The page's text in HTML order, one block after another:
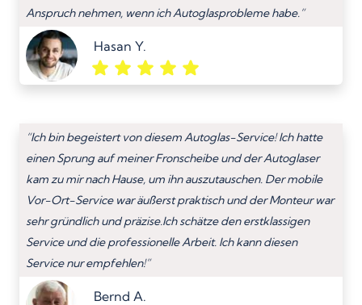
Anspruch nehmen, wenn ich Autoglasprobleme habe.”
Hasan Y.
“Ich bin begeistert von diesem Autoglas-Service! Ich hatte
einen Sprung auf meiner Fronscheibe und der Autoglaser
kam zu mir nach Hause, um ihn auszutauschen. Der mobile
Vor-Ort-Service war äußerst praktisch und der Monteur war
sehr gründlich und präzise.Ich schätze den erstklassigen
Service und die professionelle Arbeit. Ich kann diesen
Service nur empfehlen!”
Bernd A.